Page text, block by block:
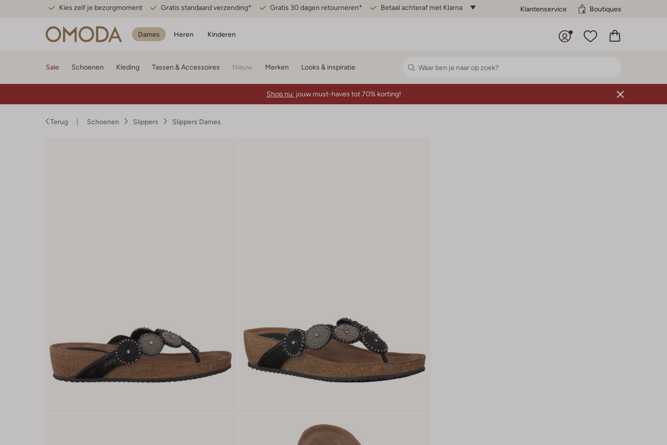
Kies zelf je bezorgmoment Gratis standaard verzending* Gratis 30 dagen retourneren* Betaal achteraf met Klarna Klantenservice Boutiques
Dames Heren Kinderen
Sale Schoenen Kleding Tassen & Accessoires Nieuw Merken Looks & inspiratie
Shop nu: jouw must-haves tot 70% korting!
Terug Schoenen Slippers Slippers Dames